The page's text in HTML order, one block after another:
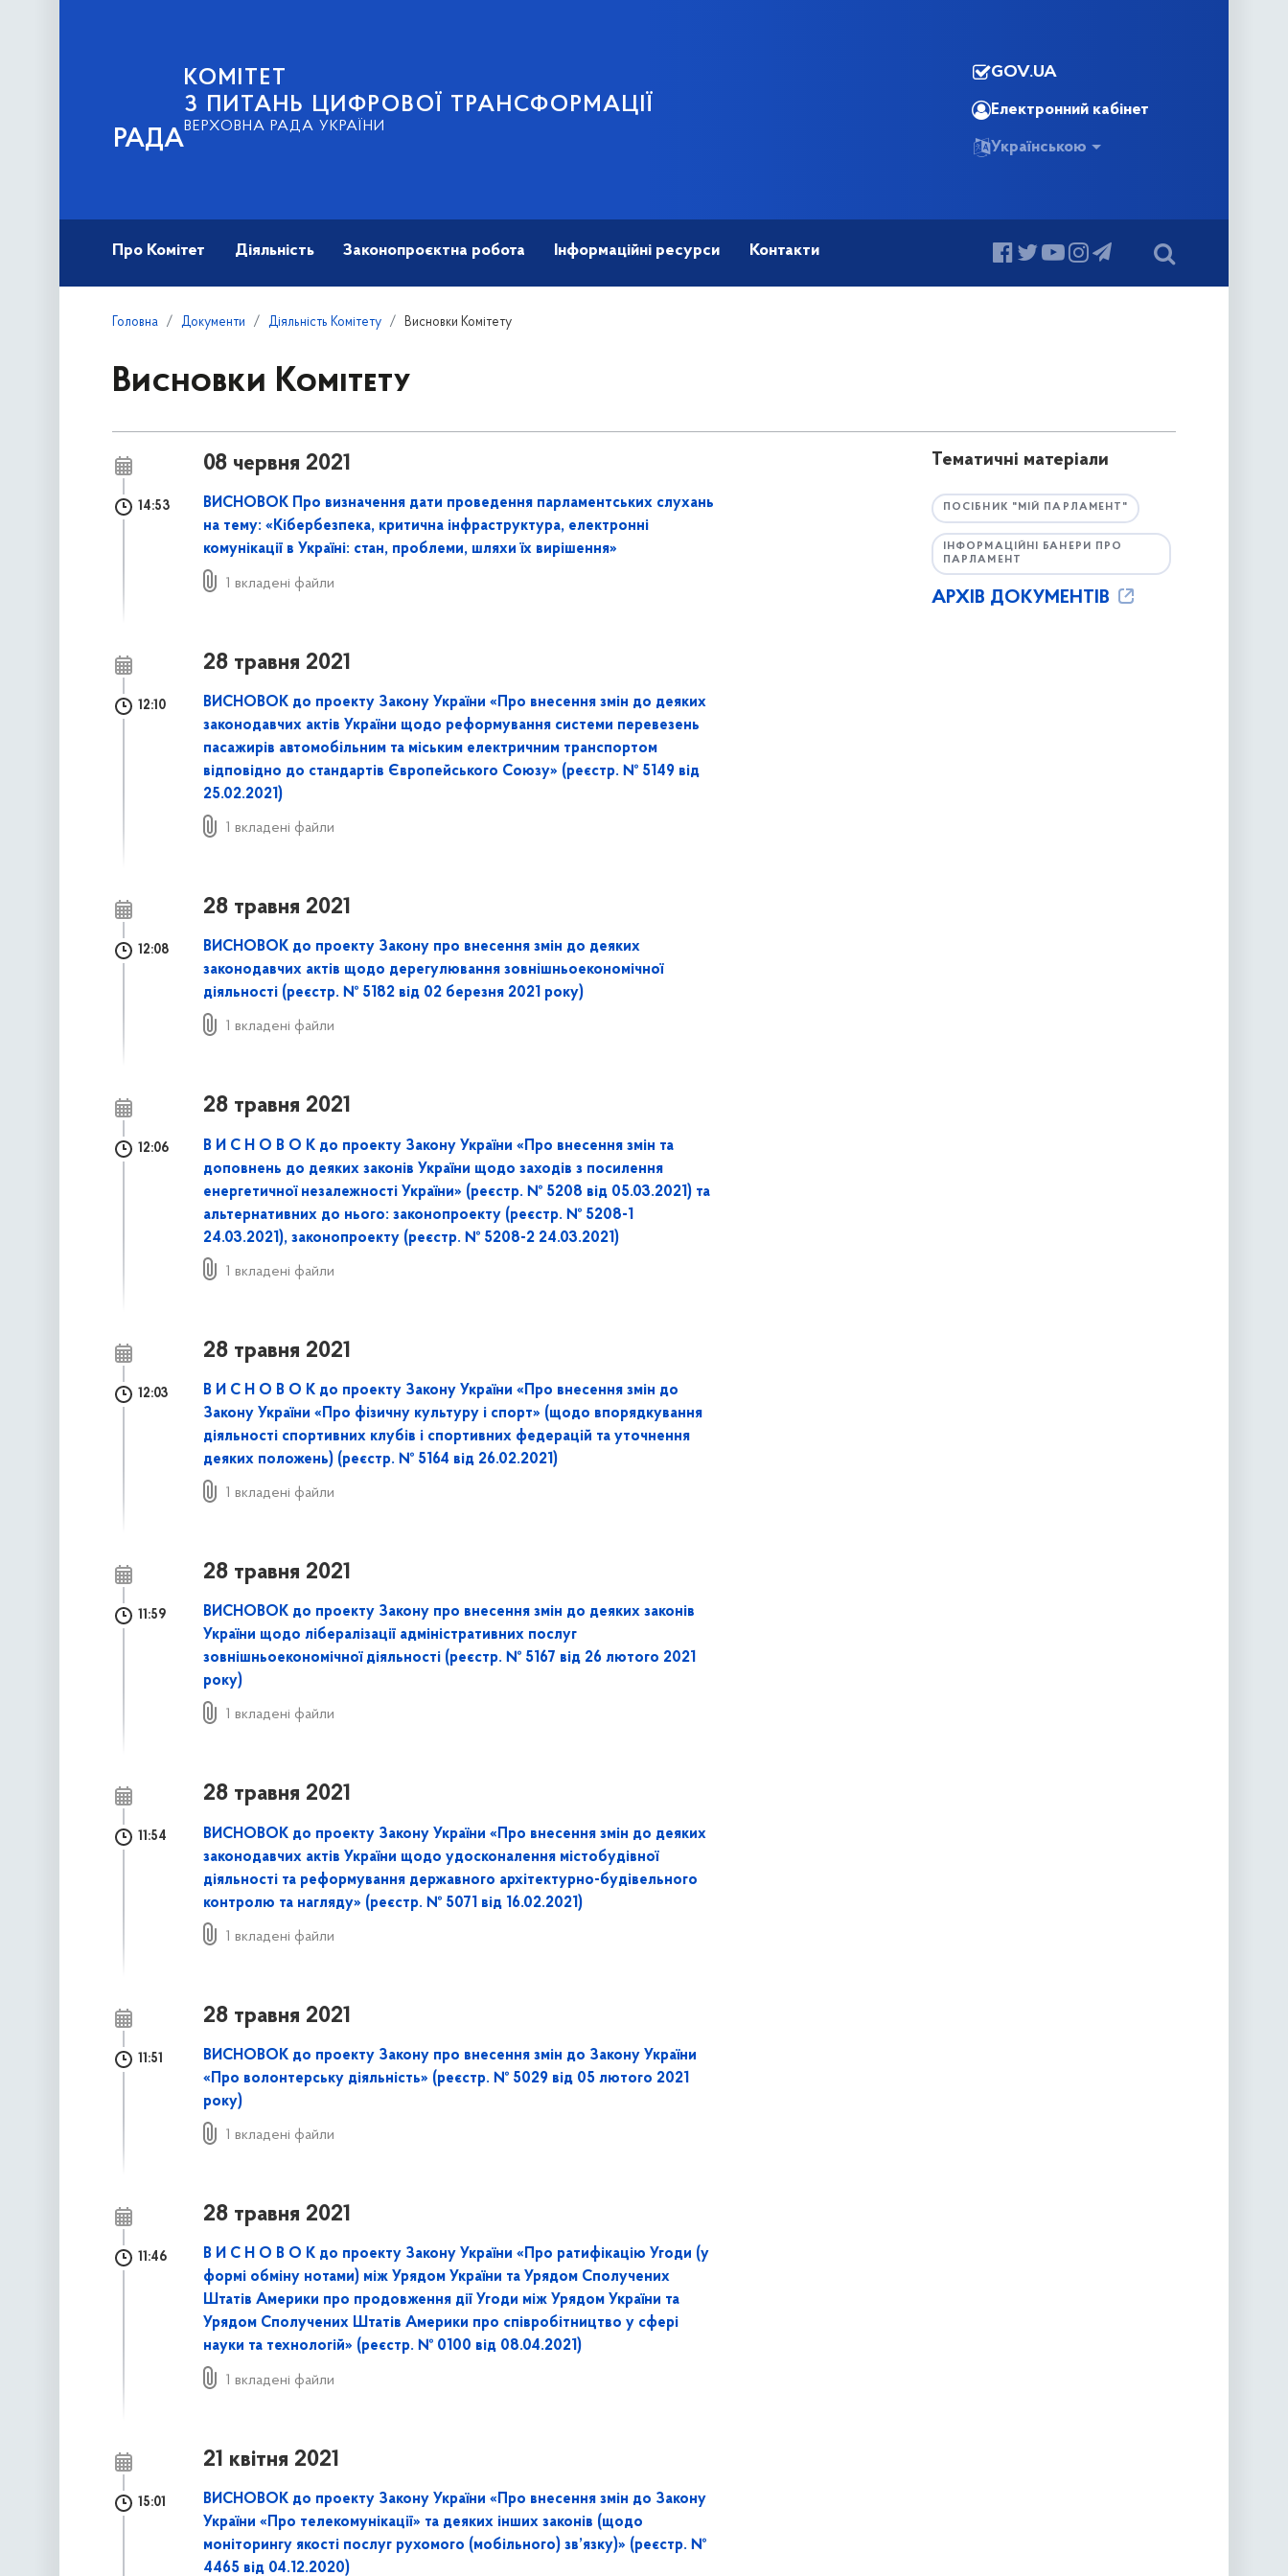
РАДА
КОМІТЕТ
З ПИТАНЬ ЦИФРОВОЇ ТРАНСФОРМАЦІЇ
ВЕРХОВНА РАДА УКРАЇНИ
GOV.UA
Електронний кабінет
Українською
Про Комітет Діяльність Законопроєктна робота Інформаційні ресурси Контакти
Головна Документи Діяльність Комітету Висновки Комітету
Висновки Комітету
08 червня 2021
14:53
ВИСНОВОК Про визначення дати проведення парламентських слухань
на тему: «Кібербезпека, критична інфраструктура, електронні
комунікації в Україні: стан, проблеми, шляхи їх вирішення»
1 вкладені файли
28 травня 2021
12:10
ВИСНОВОК до проекту Закону України «Про внесення змін до деяких
законодавчих актів України щодо реформування системи перевезень
пасажирів автомобільним та міським електричним транспортом
відповідно до стандартів Європейського Союзу» (реєстр. № 5149 від
25.02.2021)
1 вкладені файли
28 травня 2021
12:08
ВИСНОВОК до проекту Закону про внесення змін до деяких
законодавчих актів щодо дерегулювання зовнішньоекономічної
діяльності (реєстр. № 5182 від 02 березня 2021 року)
1 вкладені файли
28 травня 2021
12:06
В И С Н О В О К до проекту Закону України «Про внесення змін та
доповнень до деяких законів України щодо заходів з посилення
енергетичної незалежності України» (реєстр. № 5208 від 05.03.2021) та
альтернативних до нього: законопроекту (реєстр. № 5208-1
24.03.2021), законопроекту (реєстр. № 5208-2 24.03.2021)
1 вкладені файли
28 травня 2021
12:03
В И С Н О В О К до проекту Закону України «Про внесення змін до
Закону України «Про фізичну культуру і спорт» (щодо впорядкування
діяльності спортивних клубів і спортивних федерацій та уточнення
деяких положень) (реєстр. № 5164 від 26.02.2021)
1 вкладені файли
28 травня 2021
11:59
ВИСНОВОК до проекту Закону про внесення змін до деяких законів
України щодо лібералізації адміністративних послуг
зовнішньоекономічної діяльності (реєстр. № 5167 від 26 лютого 2021
року)
1 вкладені файли
28 травня 2021
11:54
ВИСНОВОК до проекту Закону України «Про внесення змін до деяких
законодавчих актів України щодо удосконалення містобудівної
діяльності та реформування державного архітектурно-будівельного
контролю та нагляду» (реєстр. № 5071 від 16.02.2021)
1 вкладені файли
28 травня 2021
11:51
ВИСНОВОК до проекту Закону про внесення змін до Закону України
«Про волонтерську діяльність» (реєстр. № 5029 від 05 лютого 2021
року)
1 вкладені файли
28 травня 2021
11:46
В И С Н О В О К до проекту Закону України «Про ратифікацію Угоди (у
формі обміну нотами) між Урядом України та Урядом Сполучених
Штатів Америки про продовження дії Угоди між Урядом України та
Урядом Сполучених Штатів Америки про співробітництво у сфері
науки та технологій» (реєстр. № 0100 від 08.04.2021)
1 вкладені файли
21 квітня 2021
15:01
ВИСНОВОК до проекту Закону України «Про внесення змін до Закону
України «Про телекомунікації» та деяких інших законів (щодо
моніторингу якості послуг рухомого (мобільного) зв’язку)» (реєстр. №
4465 від 04.12.2020)
Тематичні матеріали
ПОСІБНИК "МІЙ ПАРЛАМЕНТ"
ІНФОРМАЦІЙНІ БАНЕРИ ПРО
ПАРЛАМЕНТ
АРХІВ ДОКУМЕНТІВ